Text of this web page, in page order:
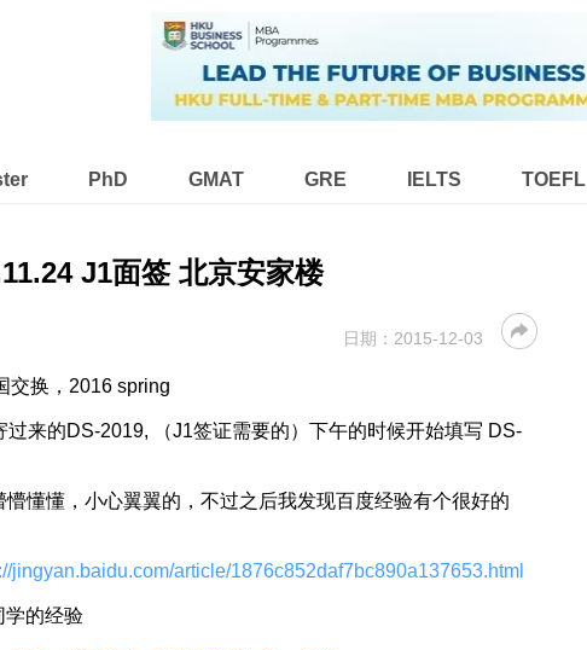
PhD GMAT GRE IELTS TOEFL
J1面签 北京安家楼
日期： 2015-12-03
交换，2016 spring
来的DS-2019, （J1签证需要的）下午的时候开始填写 DS-
懂懂，小心翼翼的，不过之后我发现百度经验有个很好的
jingyan.baidu.com/article/1876c852daf7bc890a137653.html
学的经验